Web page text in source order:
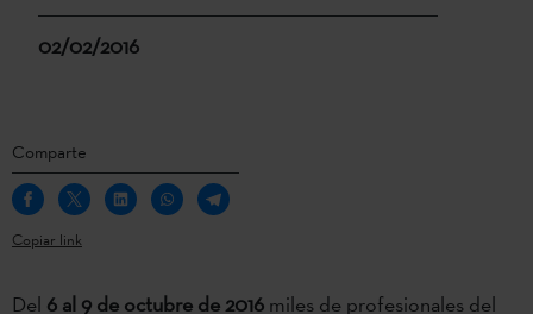
02/02/2016
Comparte
Copiar link
Del 6 al 9 de octubre de 2016 miles de profesionales del